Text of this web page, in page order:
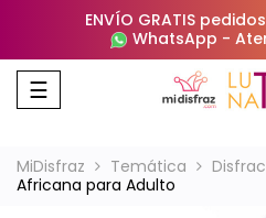
ENVÍO GRATIS
WhatsApp -
Navegación
de
☰
MiDisfraz Temática
Africana para Adulto